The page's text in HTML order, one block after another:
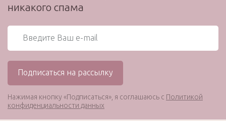
никакого спама
Нажимая кнопку «Подписаться», я соглашаюсь с Политикой
конфиденциальности данных